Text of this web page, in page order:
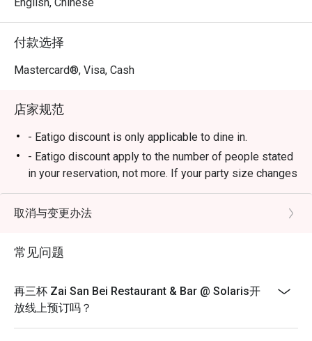
付款选择
Mastercard®, Visa, Cash
店家规范
- Eatigo discount is only applicable to dine in.
- Eatigo discount apply to the number of people stated
in your reservation, not more. If your party size changes
please edit your reservation. If you arrive with more
people than stated in your reservation you may lose
- Seating preference is subject to restaurant's
discretion. The restaurant may ask you to wait during
- Please show your reservation code upon arrival.
取消与变更办法
常见问题
再三杯 Zai San Bei Restaurant & Bar @ Solaris开
放线上预订吗？